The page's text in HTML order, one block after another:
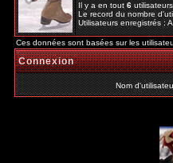
Il y a en tout6
Le record du nombre
Utilisateurs enregistrés :
Ces données sont basées sur les
Connexion
Nom